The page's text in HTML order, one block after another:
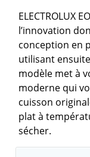
ELECTROLUX
l’innovation
conception en
utilisant
modèle met à
moderne qui
cuisson
plat à
sécher.